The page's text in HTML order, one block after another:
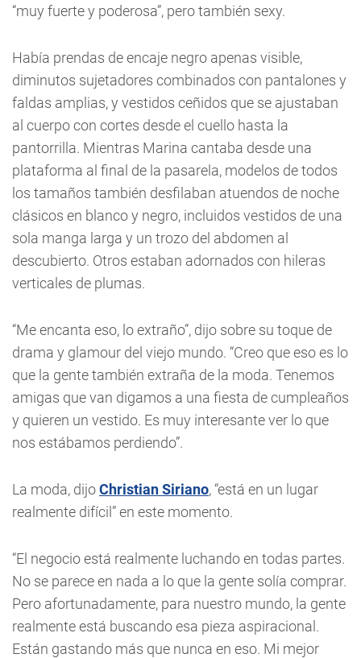
“muy fuerte y poderosa”, pero también sexy.
Había prendas de encaje negro apenas visible,
diminutos sujetadores combinados con pantalones y
faldas amplias, y vestidos ceñidos que se ajustaban
al cuerpo con cortes desde el cuello hasta la
pantorrilla. Mientras Marina cantaba desde una
plataforma al final de la pasarela, modelos de todos
los tamaños también desfilaban atuendos de noche
clásicos en blanco y negro, incluidos vestidos de una
sola manga larga y un trozo del abdomen al
descubierto. Otros estaban adornados con hileras
verticales de plumas.
“Me encanta eso, lo extraño”, dijo sobre su toque de
drama y glamour del viejo mundo. “Creo que eso es lo
que la gente también extraña de la moda. Tenemos
amigas que van digamos a una fiesta de cumpleaños
y quieren un vestido. Es muy interesante ver lo que
nos estábamos perdiendo”.
La moda, dijoChristian Siriano, “está en un lugar
realmente difícil” en este momento.
“El negocio está realmente luchando en todas partes.
No se parece en nada a lo que la gente solía comprar.
Pero afortunadamente, para nuestro mundo, la gente
realmente está buscando esa pieza aspiracional.
Están gastando más que nunca en eso. Mi mejor